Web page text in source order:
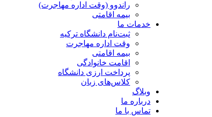
راندوو (وقت اداره مهاجرت)
بیمه اقامتی
خدمات ما
ثبت‌نام دانشگاه ترکیه
وقت اداره مهاجرت
بیمه اقامتی
اقامت خانوادگی
پرداخت ارزی دانشگاه
کلاس‌های زبان
وبلاگ
درباره ما
تماس با ما